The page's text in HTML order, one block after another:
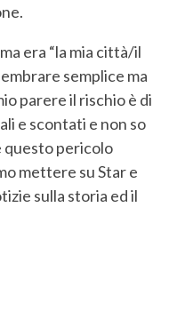
era “la mia città/il
semplice ma
parere il rischio è di
e scontati e non so
questo pericolo
mettere su Star e
sulla storia ed il